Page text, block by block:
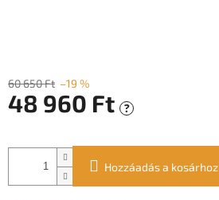
60 650 Ft –19 %
48 960 Ft ?
Hozzáadás a kosárhoz